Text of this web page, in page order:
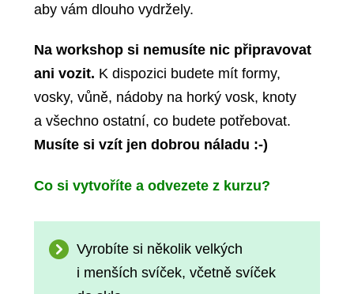
aby vám dlouho vydržely.
Na workshop si nemusíte nic připravovat
ani vozit. K dispozici budete mít formy,
vosky, vůně, nádoby na horký vosk, knoty
a všechno ostatní, co budete potřebovat.
Musíte si vzít jen dobrou náladu :-)
Co si vytvoříte a odvezete z kurzu?
Vyrobíte si několik velkých
i menších svíček, včetně svíček